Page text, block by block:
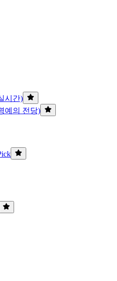
시간)
예의 전당)